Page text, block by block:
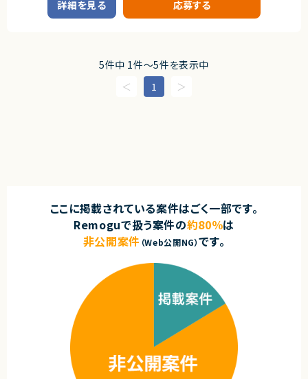
・オープンかつ素直なコミュニケーションを大事にし、職種や立場の垣根を越
識を持って改善に取り組める方
・スタートアップならではのスピード感や大きな変化をポジティブに楽しめる
★ SaaSの安定運用・改善に深く関われる環境です
★ 単なる保守ではなく、パフォーマンス・品質向上に主体的に取り組めます
★ 技術的負債の解消やアーキテクチャ改善に関われます
★ Node.js×React×TypeScriptのモダン環境で開発が可能です
フロントエンドエンジニア
サーバーサイドエンジニア
BtoB向け業務支援サービスを提供する企業です。
・拾得物の登録・編集・検索・管理画面の開発
・AWS Lambdaを利用したバックエンドAPI開発
・PostgreSQLを利用したデータ登録・検索処理実装
・Amazon S3への画像アップロード機能開発
・CloudFrontによる画像配信機能実装
・SQSを利用した非同期処理開発
・LLMおよびベクトル検索との連携
・LINE Messaging API／Webhook連携
・単体テスト、結合テスト、コードレビュー
・PoC開発および限定ローンチに向けた体制強化のため。
・機能設計 ・実装 ・テスト ・リリース
詳細を見る 応募する
5件中 1件〜5件を表示中
1
ここに掲載されている案件はごく一部です。
Remoguで扱う案件の約80％は
非公開案件 （Web公開NG）です。